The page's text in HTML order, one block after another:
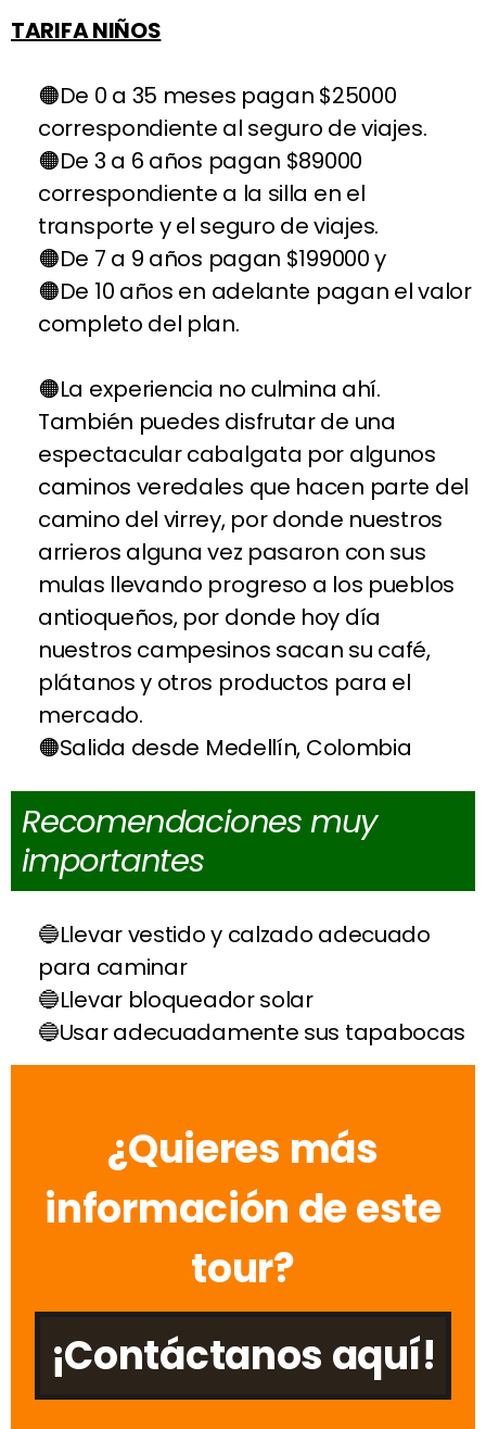
TARIFA NIÑOS
De 0 a 35 meses pagan $25000
correspondiente al seguro de viajes.
De 3 a 6 años pagan $89000
correspondiente a la silla en el
transporte y el seguro de viajes.
De 7 a 9 años pagan $199000 y
De 10 años en adelante pagan el valor
completo del plan.
La experiencia no culmina ahí.
También puedes disfrutar de una
espectacular cabalgata por algunos
caminos veredales que hacen parte del
camino del virrey, por donde nuestros
arrieros alguna vez pasaron con sus
mulas llevando progreso a los pueblos
antioqueños, por donde hoy día
nuestros campesinos sacan su café,
plátanos y otros productos para el
mercado.
Salida desde Medellín, Colombia
Recomendaciones muy
importantes
Llevar vestido y calzado adecuado
para caminar
Llevar bloqueador solar
Usar adecuadamente sus tapabocas
¿Quieres más
información de este
tour?
¡Contáctanos aquí!